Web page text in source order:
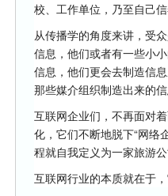
校、工作单位，乃至自己信
从传播学的角度来讲，受
信息，他们或者有一些小
信息，他们更会去制造信
那些媒介组织制造出来的信
互联网企业们，不再面对
化，它们不断地脱下“网络
程就自我定义为一家旅游
互联网行业的本质就在于